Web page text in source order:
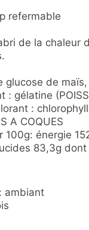
refermable
de la chaleur
glucose de
: gélatine
:
A COQUES
énergie
83,3g
ambiant